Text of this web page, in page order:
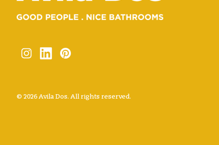
© 2026 Avila Dos. All rights reserved.